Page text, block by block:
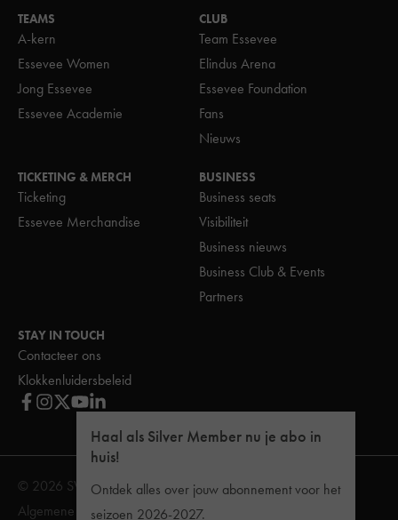
Haal als Silver Member nu je abo in
huis!
Ontdek alles over jouw abonnement voor het
seizoen 2026-2027.
TEAMS
A-kern
Essevee Women
Jong Essevee
Essevee Academie
CLUB
Team Essevee
Elindus Arena
Essevee Foundation
Fans
Nieuws
TICKETING & MERCH
Ticketing
Essevee Merchandise
BUSINESS
Business seats
Visibiliteit
Business nieuws
Business Club & Events
Partners
STAY IN TOUCH
Contacteer ons
Klokkenluidersbeleid
© 2026 SV Zulte Waregem
Algemene Voorwaarden
Reglement van inwendige orde